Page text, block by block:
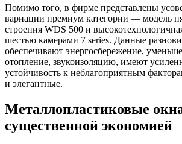
Помимо того, в фирме представлены
вариации премиум категории — модель
строения WDS 500 и
шестью камерами 7 series. Данные
обеспечивают энергосбережение,
отопление, звукоизоляцию, имеют
устойчивость к неблагоприятным
и элегантные.
Металлопластиковые
существенной экономией